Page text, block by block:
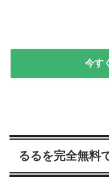
今す
るるを完全無料